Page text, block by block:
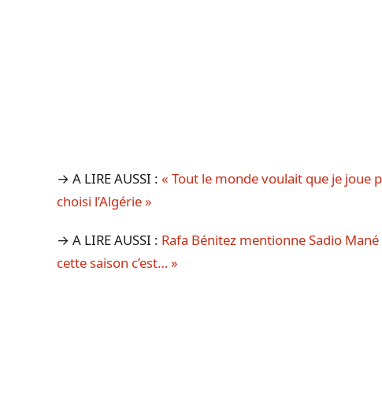
→ A LIRE AUSSI : « Tout le monde voulait que je joue
choisi l’Algérie »
→ A LIRE AUSSI : Rafa Bénitez mentionne Sadio
cette saison c’est… »